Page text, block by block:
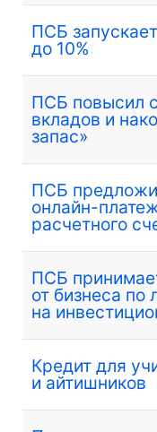
ПСБ
до 10%
ПСБ повысил
вкладов и
запас»
ПСБ
онлайн-
расчетного
ПСБ
от бизнеса по
на
Кредит для
и айтишников